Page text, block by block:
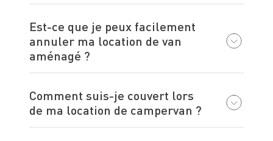
Est-ce que je peux facilement
annuler ma location de van
aménagé ?
Comment suis-je couvert lors
de ma location de campervan ?